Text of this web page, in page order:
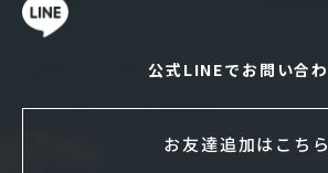
公式LINEでお問い合
お友達追加はこちら